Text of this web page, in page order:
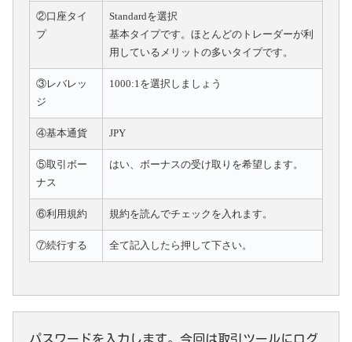
②口座タイ
プ
Standardを選択
基本タイプです。ほとんどのトレーダーが利
用しているメリットの多いタイプです。
③レバレッ
ジ
1000:1を選択しましょう
④基本通貨 JPY
⑤取引ボー
ナス
はい、ボーナスの受け取りを希望します。
⑥利用規約 規約を読んでチェックを入れます。
⑦続行する 全て記入したら押して下さい。
パスワードを入力します。今回は取引ツールにログ